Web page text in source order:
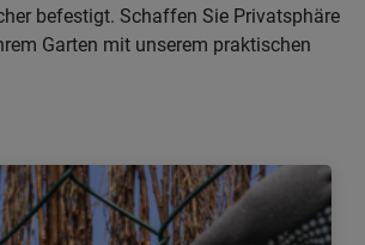
befestigt. Schaffen Sie Privatsphäre
Garten mit unserem praktischen